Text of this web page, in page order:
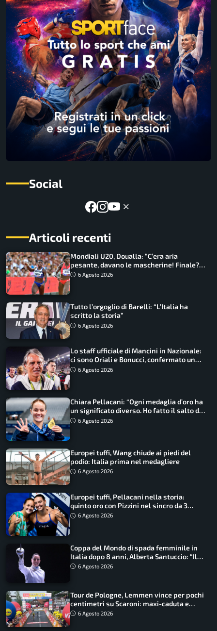
Social
Articoli recenti
Mondiali U20, Doualla: “C’era aria
pesante, davano le mascherine! Finale?
Non ho nulla da perdere”
6 Agosto 2026
Tutto l’orgoglio di Barelli: “L’Italia ha
scritto la storia”
6 Agosto 2026
Lo staff ufficiale di Mancini in Nazionale:
ci sono Oriali e Bonucci, confermato un
ritorno
6 Agosto 2026
Chiara Pellacani: “Ogni medaglia d’oro ha
un significato diverso. Ho fatto il salto di
qualità”
6 Agosto 2026
Europei tuffi, Wang chiude ai piedi del
podio: Italia prima nel medagliere
6 Agosto 2026
Europei tuffi, Pellacani nella storia:
quinto oro con Pizzini nel sincro da 3
metri
6 Agosto 2026
Coppa del Mondo di spada femminile in
Italia dopo 8 anni, Alberta Santuccio: “Il
lavoro dà sempre i suoi frutti”
6 Agosto 2026
Tour de Pologne, Lemmen vince per pochi
centimetri su Scaroni: maxi-caduta e
tappa accorciata
6 Agosto 2026